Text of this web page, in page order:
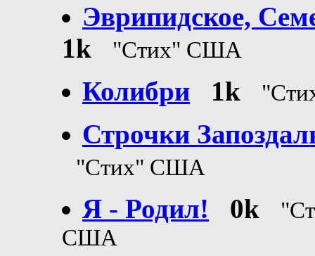
Эврипидское,
1k
"Стих" США
Колибри 1k
Строчки
"Стих" США
Я - Родил! 0k
США